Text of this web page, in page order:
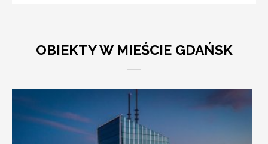
OBIEKTY W MIEŚCIE GDAŃSK